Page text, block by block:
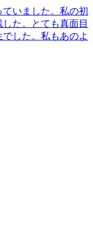
いました。私の初
た。とても真面目
した。私もあのよ